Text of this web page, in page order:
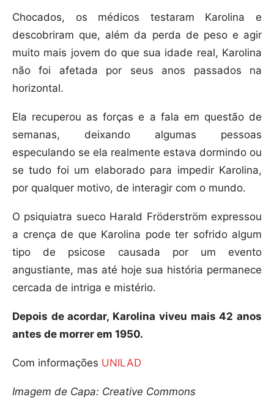
Chocados, os médicos testaram Karolina e
descobriram que, além da perda de peso e agir
muito mais jovem do que sua idade real, Karolina
não foi afetada por seus anos passados na
horizontal.
Ela recuperou as forças e a fala em questão de
semanas, deixando algumas pessoas
especulando se ela realmente estava dormindo ou
se tudo foi um elaborado para impedir Karolina,
por qualquer motivo, de interagir com o mundo.
O psiquiatra sueco Harald Fröderström expressou
a crença de que Karolina pode ter sofrido algum
tipo de psicose causada por um evento
angustiante, mas até hoje sua história permanece
cercada de intriga e mistério.
Depois de acordar, Karolina viveu mais 42 anos
antes de morrer em 1950.
Com informações UNILAD
Imagem de Capa: Creative Commons